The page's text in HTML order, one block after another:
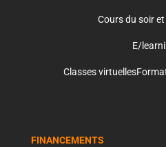
Cours du soir
E/
Classes virtuelles
FINANCEMENTS